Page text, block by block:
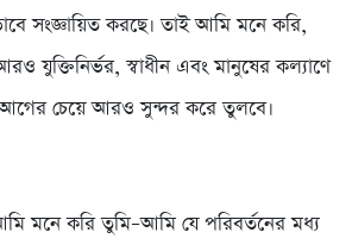
সংজ্ঞায়িত করছে। তাই আমি মনে করি,
যুক্তিনির্ভর, স্বাধীন এবং মানুষের কল্যাণে
আগের চেয়ে আরও সুন্দর করে তুলবে।
মনে করি তুমি–আমি যে পরিবর্তনের মধ্য